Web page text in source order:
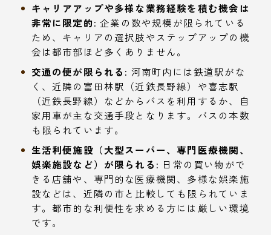
キャリアアップや多様な業務経験を積む機会は
非常に限定的: 企業の数や規模が限られている
ため、キャリアの選択肢やステップアップの機
会は都市部ほど多くありません。
交通の便が限られる: 河南町内には鉄道駅がな
く、近隣の富田林駅（近鉄長野線）や喜志駅
（近鉄長野線）などからバスを利用するか、自
家用車が主な交通手段となります。バスの本数
も限られています。
生活利便施設（大型スーパー、専門医療機関、
娯楽施設など）が限られる: 日常の買い物がで
きる店舗や、専門的な医療機関、多様な娯楽施
設などは、近隣の市と比較しても限られていま
す。都市的な利便性を求める方には厳しい環境
です。